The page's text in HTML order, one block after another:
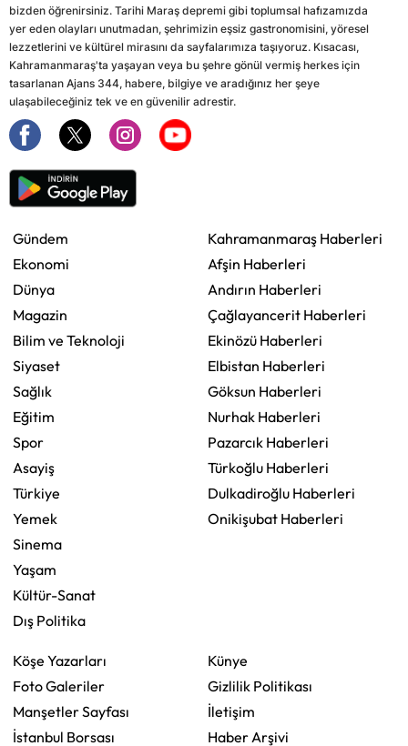
bizden öğrenirsiniz. Tarihi Maraş depremi gibi toplumsal hafızamızda
yer eden olayları unutmadan, şehrimizin eşsiz gastronomisini, yöresel
lezzetlerini ve kültürel mirasını da sayfalarımıza taşıyoruz. Kısacası,
Kahramanmaraş'ta yaşayan veya bu şehre gönül vermiş herkes için
tasarlanan Ajans 344, habere, bilgiye ve aradığınız her şeye
ulaşabileceğiniz tek ve en güvenilir adrestir.
Gündem
Ekonomi
Dünya
Magazin
Bilim ve Teknoloji
Siyaset
Sağlık
Eğitim
Spor
Asayiş
Türkiye
Yemek
Sinema
Yaşam
Kültür-Sanat
Dış Politika
Kahramanmaraş Haberleri
Afşin Haberleri
Andırın Haberleri
Çağlayancerit Haberleri
Ekinözü Haberleri
Elbistan Haberleri
Göksun Haberleri
Nurhak Haberleri
Pazarcık Haberleri
Türkoğlu Haberleri
Dulkadiroğlu Haberleri
Onikişubat Haberleri
Köşe Yazarları
Foto Galeriler
Manşetler Sayfası
İstanbul Borsası
Künye
Gizlilik Politikası
İletişim
Haber Arşivi